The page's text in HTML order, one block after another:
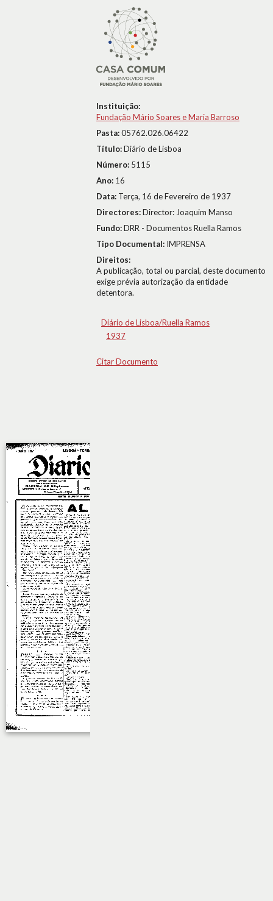
Instituição:
Fundação Mário Soares e Maria Barroso
Pasta:05762.026.06422
Título:Diário de Lisboa
Número: 5115
Ano: 16
Data: Terça, 16 de Fevereiro de 1937
Directores:Director: Joaquim Manso
Fundo:DRR - Documentos Ruella Ramos
Tipo Documental: IMPRENSA
Direitos:
A publicação, total ou parcial, deste documento
exige prévia autorização da entidade
detentora.
Diário de Lisboa/Ruella Ramos
1937
Citar Documento